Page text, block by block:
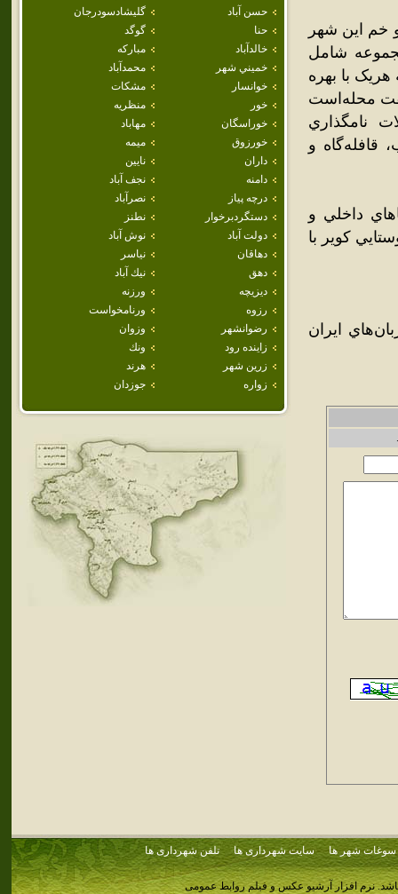
حسن آباد
گليشادسودرجان
حنا
گوگد
خالدآباد
مباركه
خميني شهر
محمدآباد
خوانسار
مشكات
خور
منظريه
خوراسگان
مهاباد
خورزوق
ميمه
داران
نايين
دامنه
نجف آباد
درچه پياز
نصرآباد
دستگردبرخوار
نطنز
دولت آباد
نوش آباد
دهاقان
نياسر
دهق
نيك آباد
ديزيچه
ورزنه
رزوه
ورنامخواست
رضوانشهر
وزوان
زاينده رود
ونك
زرين شهر
هرند
زواره
جوزدان
خم اين شهر
شامل
با بهره
محله‌است
نامگذاري
قافله‌گاه و
داخلي و
کوير با
ايران
سوغات شهر ها سایت شهرداری ها تلفن شهرداری ها
نرم افزار آرشیو عکس و فیلم روابط عمومی